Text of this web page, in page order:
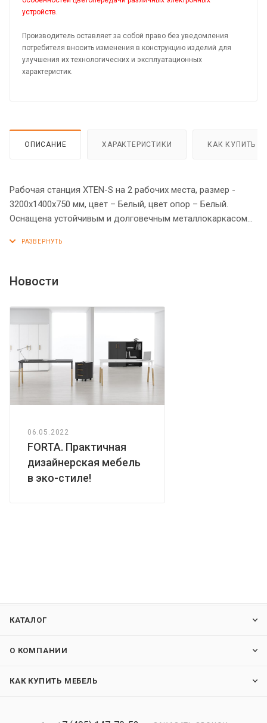
устройств.
Производитель оставляет за собой право без уведомления
потребителя вносить изменения в конструкцию изделий для
улучшения их технологических и эксплуатационных
характеристик.
ОПИСАНИЕ ХАРАКТЕРИСТИКИ КАК КУПИТЬ
Рабочая станция XTEN-S на 2 рабочих места, размер -
3200х1400х750 мм, цвет – Белый, цвет опор – Белый.
Оснащена устойчивым и долговечным металлокаркасом
соединены между собой металлической траверсой.
столешницей и опорами, что создает эффект «парящей
Новости
06.05.2022
FORTA. Практичная
дизайнерская мебель
в эко-стиле!
КАТАЛОГ
О КОМПАНИИ
КАК КУПИТЬ МЕБЕЛЬ